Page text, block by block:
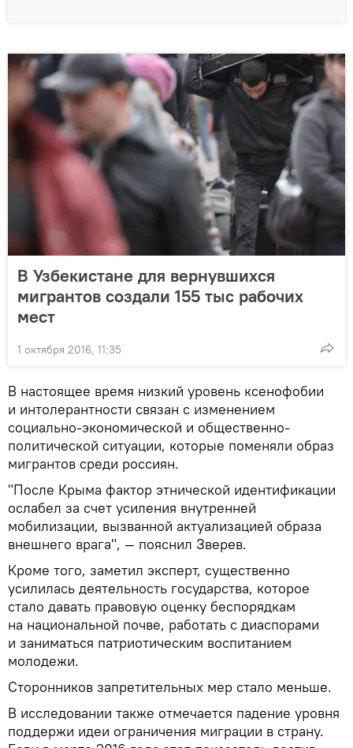
В Узбекистане для вернувшихся
мигрантов создали 155 тыс рабочих
мест
1 октября 2016, 11:35
В настоящее время низкий уровень ксенофобии
и интолерантности связан с изменением
социально-экономической и общественно-
политической ситуации, которые поменяли образ
мигрантов среди россиян.
"После Крыма фактор этнической идентификации
ослабел за счет усиления внутренней
мобилизации, вызванной актуализацией образа
внешнего врага", — пояснил Зверев.
Кроме того, заметил эксперт, существенно
усилилась деятельность государства, которое
стало давать правовую оценку беспорядкам
на национальной почве, работать с диаспорами
и заниматься патриотическим воспитанием
молодежи.
Сторонников запретительных мер стало меньше.
В исследовании также отмечается падение уровня
поддержи идеи ограничения миграции в страну.